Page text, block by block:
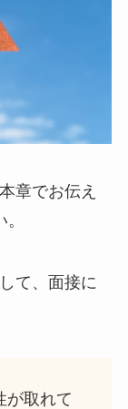
章でお伝え
て、面接に
が取れて